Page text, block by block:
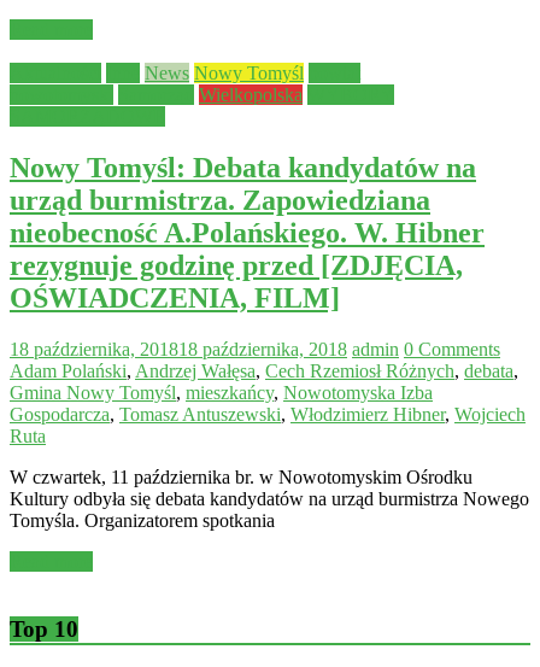
News Nowy Tomyśl
Wielkopolska
Nowy Tomyśl: Debata kandydatów na
urząd burmistrza. Zapowiedziana
nieobecność A.Polańskiego. W. Hibner
rezygnuje godzinę przed [ZDJĘCIA,
OŚWIADCZENIA, FILM]
18 października, 201818 października, 2018 admin 0 Comments
Adam Polański, Andrzej Wałęsa, Cech Rzemiosł Różnych, debata,
Gmina Nowy Tomyśl, mieszkańcy, Nowotomyska Izba
Gospodarcza, Tomasz Antuszewski, Włodzimierz Hibner, Wojciech
Ruta
W czwartek, 11 października br. w Nowotomyskim Ośrodku
Kultury odbyła się debata kandydatów na urząd burmistrza Nowego
Tomyśla. Organizatorem spotkania
Top 10